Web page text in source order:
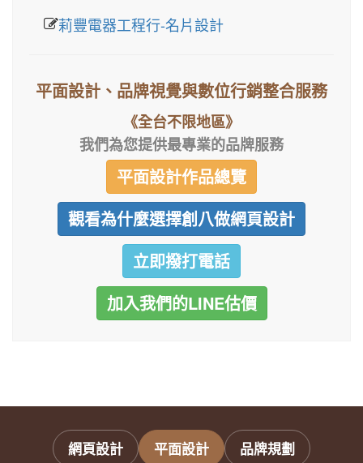
莉豐電器工程行-名片設計
平面設計、品牌視覺與數位行銷整合服務
《全台不限地區》
我們為您提供最專業的品牌服務
平面設計作品總覽
觀看為什麼選擇創八做網頁設計
立即撥打電話
加入我們的LINE估價
網頁設計 平面設計
品牌規劃